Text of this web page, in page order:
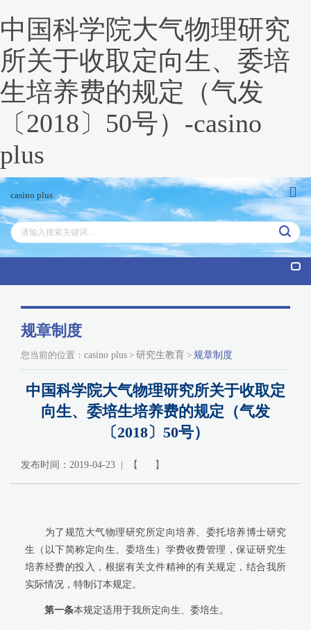
中国科学院大气物理研究
所关于收取定向生、委培
生培养费的规定（气发
〔2018〕50号）-casino
plus
casino plus
规章制度
您当前的位置： casino plus > 研究生教育 > 规章制度
中国科学院大气物理研究所关于收取定
向生、委培生培养费的规定（气发
〔2018〕50号）
发布时间：2019-04-23 | 【 】
为了规范大气物理研究所定向培养、委托培养博士研究
生（以下简称定向生、委培生）学费收费管理，保证研究生
培养经费的投入，根据有关文件精神的有关规定，结合我所
实际情况，特制订本规定。
第一条本规定适用于我所定向生、委培生。